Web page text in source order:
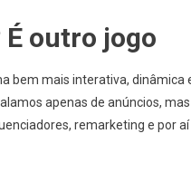
outro jogo
bem mais interativa, dinâmica
apenas de anúncios,
remarketing e por